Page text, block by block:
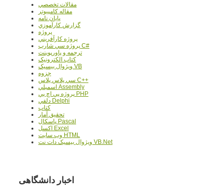
مقالات تخصصي
مقاله کامپیوتر
پایان نامه
گزارش کارآموزي
پروژه
پروژه کارآفريني
پروژه سي شارپ C#
ترجمه و پاورپوينت
کتاب الکترونيک
ويژوال بيسيک VB
جزوه
سي پلاس پلاس C++
اسمبلي Assembly
پروژه پي اچ پي PHP
دلفي Delphi
کتاب
تحقيق آمار
پاسکال Pascal
اکسل Excel
وب سايت HTML
ويژوال بيسيک دات نت VB.Net
اخبار دانشگاهی